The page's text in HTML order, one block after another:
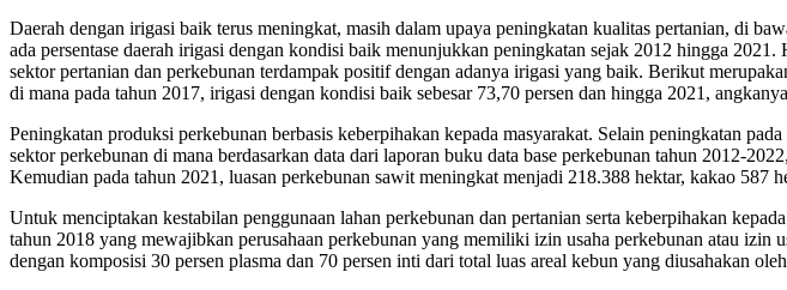
Daerah dengan irigasi baik terus meningkat, masih dalam upaya peningkatan kualitas pertanian, di
ada persentase daerah irigasi dengan kondisi baik menunjukkan peningkatan sejak 2012 hingga
sektor pertanian dan perkebunan terdampak positif dengan adanya irigasi yang baik. Berikut
di mana pada tahun 2017, irigasi dengan kondisi baik sebesar 73,70 persen dan hingga 2021,
Peningkatan produksi perkebunan berbasis keberpihakan kepada masyarakat. Selain peningkatan
sektor perkebunan di mana berdasarkan data dari laporan buku data base perkebunan tahun 2012-
Kemudian pada tahun 2021, luasan perkebunan sawit meningkat menjadi 218.388 hektar, kakao 587
Untuk menciptakan kestabilan penggunaan lahan perkebunan dan pertanian serta keberpihakan
tahun 2018 yang mewajibkan perusahaan perkebunan yang memiliki izin usaha perkebunan atau
dengan komposisi 30 persen plasma dan 70 persen inti dari total luas areal kebun yang diusahakan